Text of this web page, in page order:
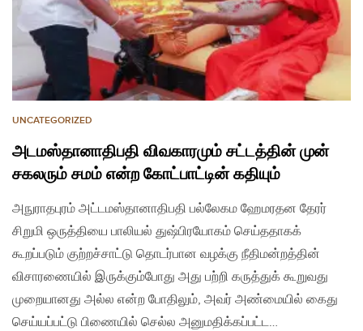
UNCATEGORIZED
அடமஸ்தானாதிபதி விவகாரமும் சட்டத்தின் முன்
சகலரும் சமம் என்ற கோட்பாட்டின் கதியும்
அநுராதபுரம் அட்டமஸ்தானாதிபதி பல்லேகம ஹேமரதன தேரர்
சிறுமி ஒருத்தியை பாலியல் துஷ்பிரயோகம் செய்ததாகக்
கூறப்படும் குற்றச்சாட்டு தொடர்பான வழக்கு நீதிமன்றத்தின்
விசாரணையில் இருக்கும்போது அது பற்றி கருத்துக் கூறுவது
முறையானது அல்ல என்ற போதிலும், அவர் அண்மையில் கைது
செய்யப்பட்டு பிணையில் செல்ல அனுமதிக்கப்பட்ட…